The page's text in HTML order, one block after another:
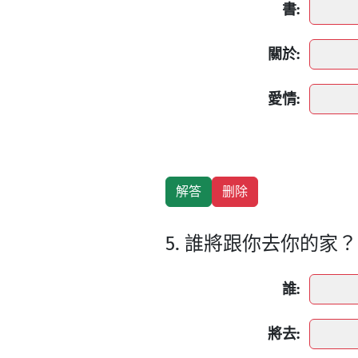
書:
關於:
愛情:
5. 誰將跟你去你的家？
誰:
將去: